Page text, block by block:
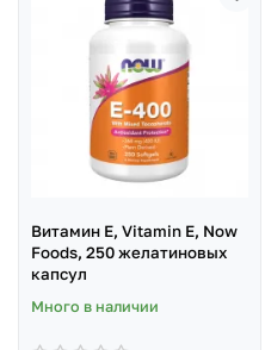
Витамин Е, Vitamin E, Now
Foods, 250 желатиновых
капсул
Много в наличии